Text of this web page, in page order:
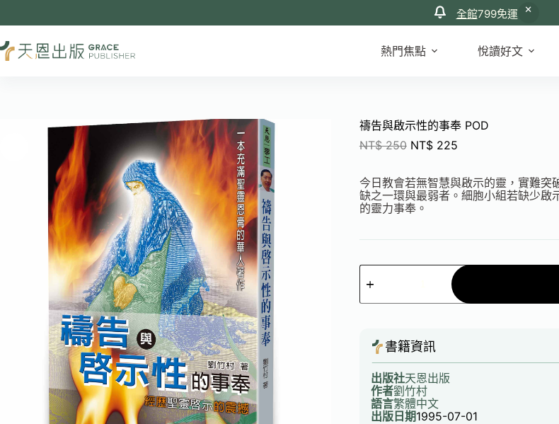
全館799免運
熱門焦點 悅讀好文
禱告與啟示性的事奉 POD
NT$250 NT$225
今日教會若無智慧與啟示的靈，實難突
缺之一環與最弱者。細胞小組若缺少啟
的靈力事奉。
書籍資訊
出版社天恩出版
作者劉竹村
語言繁體中文
出版日期1995-07-01